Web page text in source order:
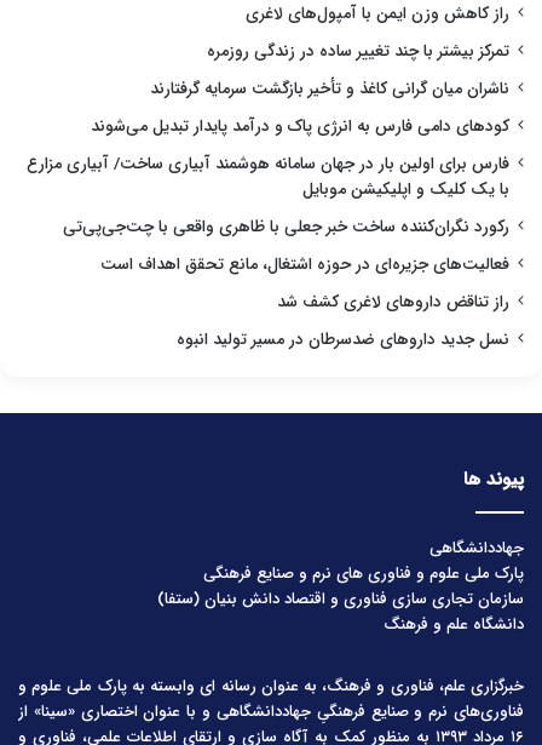
راز کاهش وزن ایمن با آمپول‌های لاغری
تمرکز بیشتر با چند تغییر ساده در زندگی روزمره
ناشران میان گرانی کاغذ و تأخیر بازگشت سرمایه گرفتارند
کودهای دامی فارس به انرژی پاک و درآمد پایدار تبدیل می‌شوند
فارس برای اولین بار در جهان سامانه هوشمند آبیاری ساخت/ آبیاری مزارع
با یک کلیک و اپلیکیشن موبایل
رکورد نگران‌کننده ساخت خبر جعلی با ظاهری واقعی با چت‌جی‌پی‌تی
فعالیت‌های جزیره‌ای در حوزه اشتغال، مانع تحقق اهداف است
راز تناقض داروهای لاغری کشف شد
نسل جدید داروهای ضدسرطان در مسیر تولید انبوه
پیوند ها
جهاددانشگاهی
پارک ملی علوم و فناوری های نرم و صنایع فرهنگی
سازمان تجاری سازی فناوری و اقتصاد دانش بنیان (ستفا)
دانشگاه علم و فرهنگ
خبرگزاری علم، فناوری و فرهنگ، به عنوان رسانه ای وابسته به پارک ملی علوم و
فناوری‌های نرم و صنایع فرهنگیِ جهاددانشگاهی و با عنوان اختصاری «سینا» از
۱۶ مرداد ۱۳۹۳ به منظور کمک به آگاه سازی و ارتقای اطلاعات علمی، فناوری و